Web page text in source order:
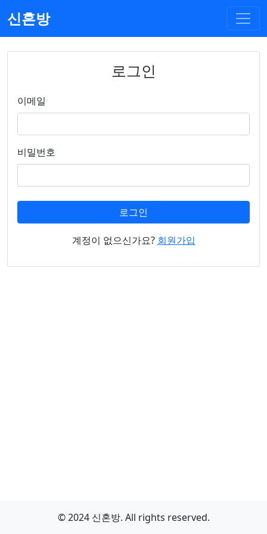
신혼방
로그인
이메일
비밀번호
계정이 없으신가요? 회원가입
© 2024 신혼방. All rights reserved.